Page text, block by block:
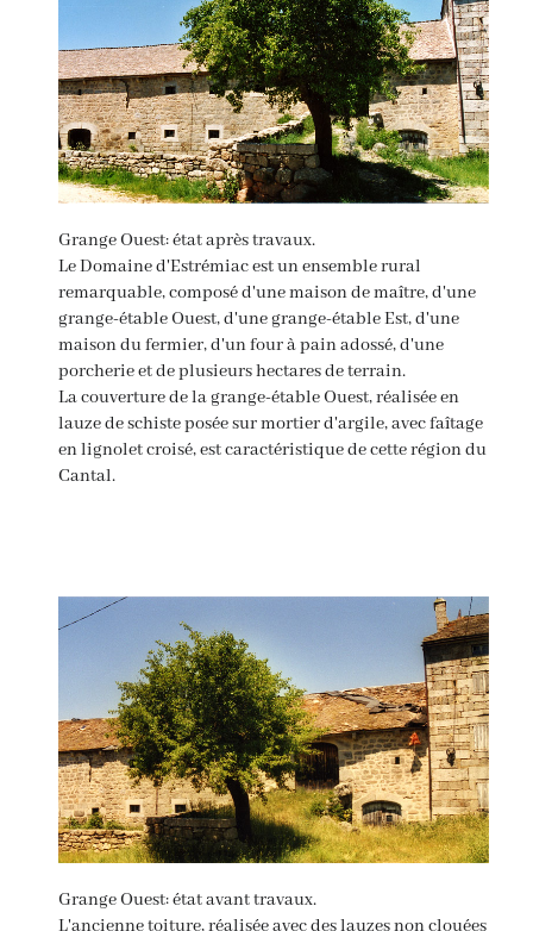
Grange Ouest: état après travaux.
Le Domaine d'Estrémiac est un ensemble rural
remarquable, composé d'une maison de maître, d'une
grange-étable Ouest, d'une grange-étable Est, d'une
maison du fermier, d'un four à pain adossé, d'une
porcherie et de plusieurs hectares de terrain.
La couverture de la grange-étable Ouest, réalisée en
lauze de schiste posée sur mortier d'argile, avec faîtage
en lignolet croisé, est caractéristique de cette région du
Cantal.
Grange Ouest: état avant travaux.
L'ancienne toiture, réalisée avec des lauzes non clouées